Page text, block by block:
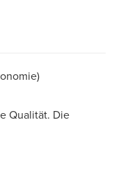
Qualität. Die